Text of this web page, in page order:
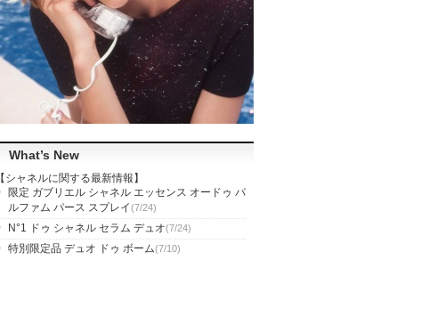
What’s New
【シャネルに関する最新情報】
限定 ガブリエル シャネル エッセンス オードゥ パ
ルファム パース スプレイ(7/24)
N°1 ドゥ シャネル セラム デュオ(7/24)
特別限定品 デュオ ドゥ ボーム(7/10)